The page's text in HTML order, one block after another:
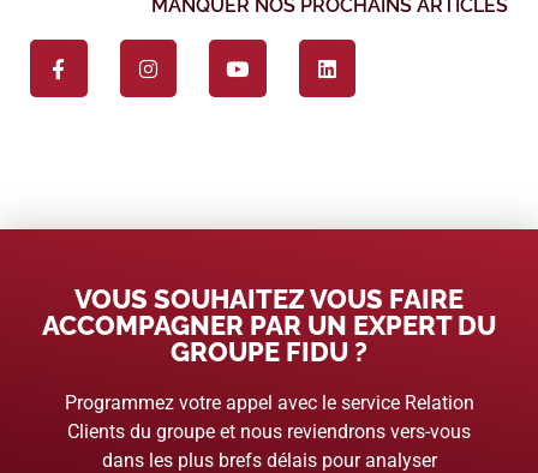
MANQUER NOS PROCHAINS ARTICLES
VOUS SOUHAITEZ VOUS FAIRE
ACCOMPAGNER PAR UN EXPERT DU
GROUPE FIDU ?
Programmez votre appel avec le service Relation
Clients du groupe et nous reviendrons vers-vous
dans les plus brefs délais pour analyser